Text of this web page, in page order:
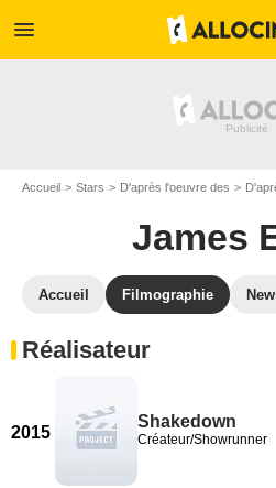
menu
Accueil Stars D'après l'oeuvre des
James
Accueil Filmographie
Réalisateur
2015
Shakedown
Créateur/Showrunner